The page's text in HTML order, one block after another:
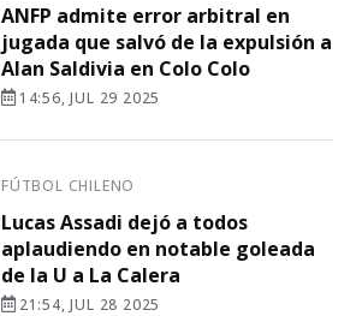
ANFP admite error arbitral en
jugada que salvó de la expulsión a
Alan Saldivia en Colo Colo
14:56, JUL 29 2025
FÚTBOL CHILENO
Lucas Assadi dejó a todos
aplaudiendo en notable goleada
de la U a La Calera
21:54, JUL 28 2025